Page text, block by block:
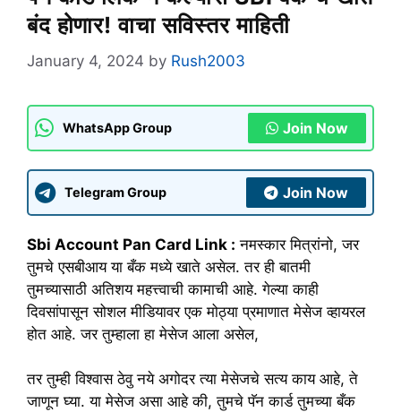
बंद होणार! वाचा सविस्तर माहिती
January 4, 2024 by Rush2003
WhatsApp Group Join Now
Telegram Group Join Now
Sbi Account Pan Card Link : नमस्कार मित्रांनो, जर
तुमचे एसबीआय या बँक मध्ये खाते असेल. तर ही बातमी
तुमच्यासाठी अतिशय महत्त्वाची कामाची आहे. गेल्या काही
दिवसांपासून सोशल मीडियावर एक मोठ्या प्रमाणात मेसेज व्हायरल
होत आहे. जर तुम्हाला हा मेसेज आला असेल,
तर तुम्ही विश्वास ठेवु नये अगोदर त्या मेसेजचे सत्य काय आहे, ते
जाणून घ्या. या मेसेज असा आहे की, तुमचे पॅन कार्ड तुमच्या बँक